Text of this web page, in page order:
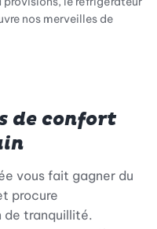
nos merveilles de
de confort
vous fait gagner du
procure
de tranquillité.